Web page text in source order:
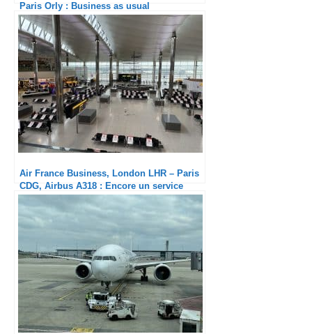
Paris Orly : Business as usual
Air France Business, London LHR – Paris
CDG, Airbus A318 : Encore un service